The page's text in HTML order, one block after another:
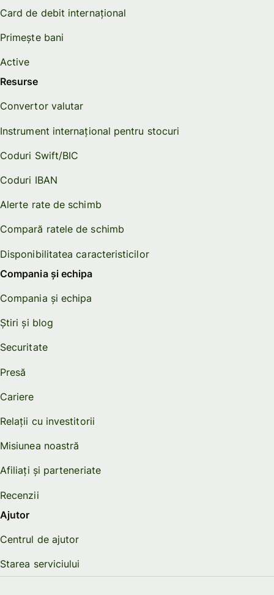
Card de debit internațional
Primește bani
Active
Resurse
Convertor valutar
Instrument internațional pentru stocuri
Coduri Swift/BIC
Coduri IBAN
Alerte rate de schimb
Compară ratele de schimb
Disponibilitatea caracteristicilor
Compania și echipa
Compania și echipa
Știri și blog
Securitate
Presă
Cariere
Relații cu investitorii
Misiunea noastră
Afiliați și parteneriate
Recenzii
Ajutor
Centrul de ajutor
Starea serviciului